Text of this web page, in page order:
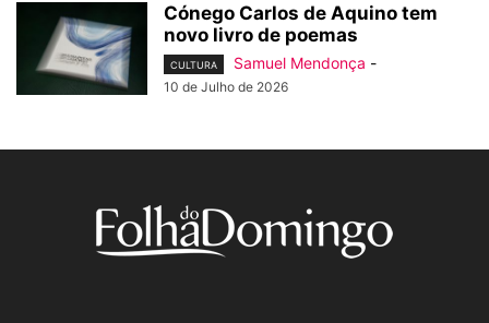
Cónego Carlos de Aquino tem
novo livro de poemas
CULTURA Samuel Mendonça -
10 de Julho de 2026